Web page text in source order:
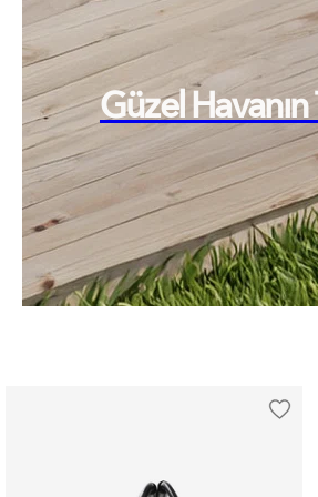
Güzel Havanın